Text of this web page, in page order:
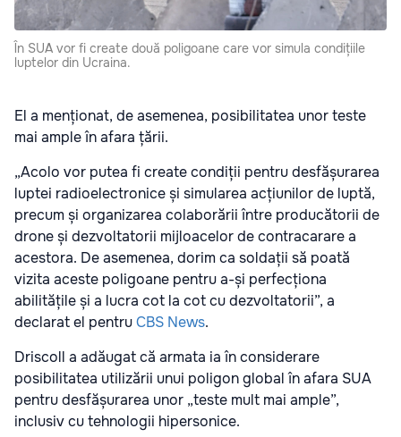
În SUA vor fi create două poligoane care vor simula condițiile
luptelor din Ucraina.
El a menționat, de asemenea, posibilitatea unor teste
mai ample în afara țării.
„Acolo vor putea fi create condiții pentru desfășurarea
luptei radioelectronice și simularea acțiunilor de luptă,
precum și organizarea colaborării între producătorii de
drone și dezvoltatorii mijloacelor de contracarare a
acestora. De asemenea, dorim ca soldații să poată
vizita aceste poligoane pentru a-și perfecționa
abilitățile și a lucra cot la cot cu dezvoltatorii”, a
declarat el pentruCBS News.
Driscoll a adăugat că armata ia în considerare
posibilitatea utilizării unui poligon global în afara SUA
pentru desfășurarea unor „teste mult mai ample”,
inclusiv cu tehnologii hipersonice.